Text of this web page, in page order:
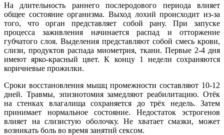
На длительность раннего послеродового периода влияет
общее состояние организма. Выход лохий происходит из-за
того, что орган представляет собой рану. При запуске
процесса заживления начинается распад и отторжение
губчатого слоя. Выделения представляют собой смесь крови,
слизи, продуктов распада миометрия, ткани. Первые 2-4 дня
имеют ярко-красный цвет. К концу 1 недели сохраняются
коричневые прожилки.
Сроки восстановления мышц промежности составляют 10-12
дней. Травмы, эпизиотомия замедляют реабилитацию. Отёк
на стенках влагалища сохраняется до трёх недель. Затем
принимает нормальное состояние. Недостаток эстрогенов
влияет на слизистую оболочку. Не хватает смазки, может
возникать боль во время занятий сексом.